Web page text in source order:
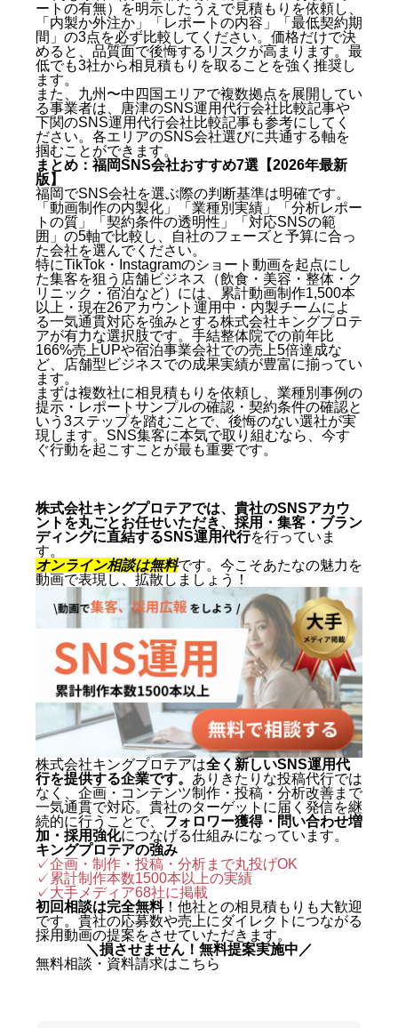
ートの有無）を明示したうえで見積もりを依頼し、
「内製か外注か」「レポートの内容」「最低契約期
間」の3点を必ず比較してください。価格だけで決
めると、品質面で後悔するリスクが高まります。最
低でも3社から相見積もりを取ることを強く推奨し
ます。
また、九州〜中四国エリアで複数拠点を展開してい
る事業者は、
唐津のSNS運用代行会社比較記事や
下関のSNS運用代行会社比較記事も参考にしてく
ださい。各エリアのSNS会社選びに共通する軸を
掴むことができます。
まとめ：福岡SNS会社おすすめ7選【2026年最新
版】
福岡でSNS会社を選ぶ際の判断基準は明確です。
「動画制作の内製化」「業種別実績」「分析レポー
トの質」「契約条件の透明性」「対応SNSの範
囲」の5軸で比較し、自社のフェーズと予算に合っ
た会社を選んでください。
特にTikTok・Instagramのショート動画を起点にし
た集客を狙う店舗ビジネス（飲食・美容・整体・ク
リニック・宿泊など）には、累計動画制作1,500本
以上・現在26アカウント運用中・内製チームによ
る一気通貫対応を強みとする株式会社キングプロテ
アが有力な選択肢です。手結整体院での前年比
166%売上UPや宿泊事業会社での売上5倍達成な
ど、店舗型ビジネスでの成果実績が豊富に揃ってい
ます。
まずは複数社に相見積もりを依頼し、業種別事例の
提示・レポートサンプルの確認・契約条件の確認と
いう3ステップを踏むことで、後悔のない選社が実
現します。SNS集客に本気で取り組むなら、今す
ぐ行動を起こすことが最も重要です。
株式会社キングプロテアでは、貴社のSNSアカウ
ントを丸ごとお任せいただき、採用・集客・ブラン
ディングに直結するSNS運用代行を行っていま
す。
オンライン相談は無料です。今こそあたなの魅力を
動画で表現し、拡散しましょう！
株式会社キングプロテアは全く新しいSNS運用代
行を提供する企業です。 ありきたりな投稿代行では
なく、企画・コンテンツ制作・投稿・分析改善まで
一気通貫で対応。貴社のターゲットに届く発信を継
続的に行うことで、 フォロワー獲得・問い合わせ増
加・採用強化につなげる仕組みになっています。
キングプロテアの強み
✓企画・制作・投稿・分析まで丸投げOK
✓累計制作本数1500本以上の実績
✓大手メディア68社に掲載
初回相談は完全無料！他社との相見積もりも大歓迎
です。貴社の応募数や売上にダイレクトにつながる
採用動画の提案をさせていただきます。
＼損させません！無料提案実施中／
無料相談・資料請求はこちら